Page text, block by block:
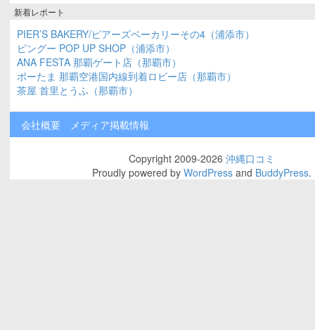
新着レポート
PIER’S BAKERY/ピアーズベーカリーその4（浦添市）
ピングー POP UP SHOP（浦添市）
ANA FESTA 那覇ゲート店（那覇市）
ポーたま 那覇空港国内線到着ロビー店（那覇市）
茶屋 首里とうふ（那覇市）
会社概要 メディア掲載情報
Copyright 2009-2026 沖縄口コミ
Proudly powered by WordPressand BuddyPress.